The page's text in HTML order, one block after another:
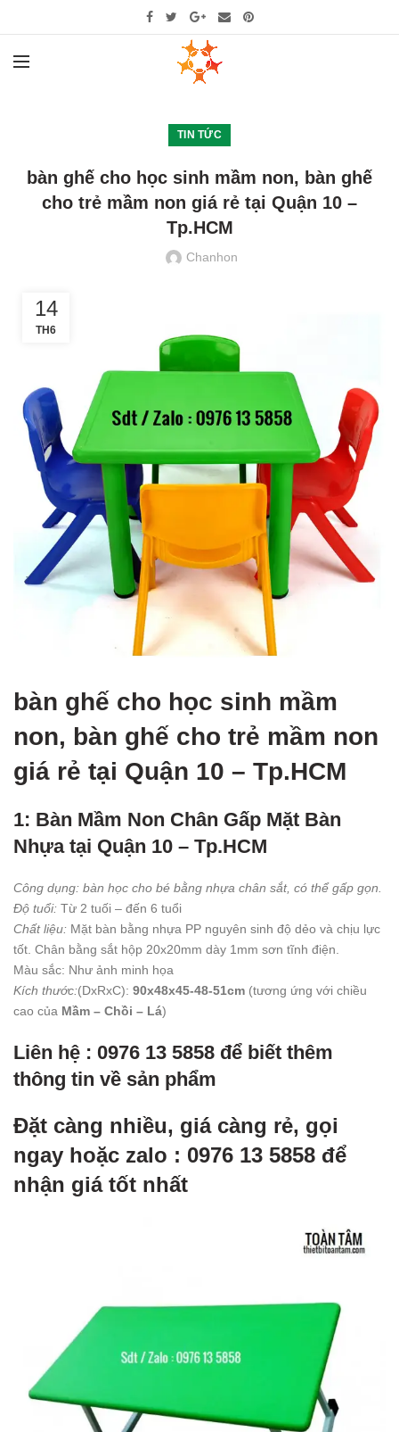
TIN TỨC
bàn ghế cho học sinh mầm non, bàn ghế
cho trẻ mầm non giá rẻ tại Quận 10 –
Tp.HCM
Chanhon
14
TH6
bàn ghế cho học sinh mầm
non, bàn ghế cho trẻ mầm non
giá rẻ tại Quận 10 – Tp.HCM
1: Bàn Mầm Non Chân Gấp Mặt Bàn
Nhựa tại Quận 10 – Tp.HCM
Công dụng: bàn học cho bé bằng nhựa chân sắt, có thể gấp gọn.
Độ tuổi: Từ 2 tuối – đến 6 tuổi
Chất liệu: Mặt bàn bằng nhựa PP nguyên sinh độ dẻo và chịu lực
tốt. Chân bằng sắt hộp 20x20mm dày 1mm sơn tĩnh điện.
Màu sắc: Như ảnh minh họa
Kích thước:(DxRxC): 90x48x45-48-51cm (tương ứng với chiều
cao của Mầm – Chồi – Lá)
Liên hệ : 0976 13 5858 để biết thêm
thông tin về sản phẩm
Đặt càng nhiều, giá càng rẻ, gọi
ngay hoặc zalo : 0976 13 5858 để
nhận giá tốt nhất